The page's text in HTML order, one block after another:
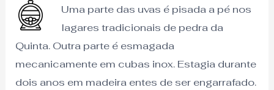
Uma parte das uvas é pisada a pé nos
lagares tradicionais de pedra da
Quinta. Outra parte é esmagada
mecanicamente em cubas inox. Estagia durante
dois anos em madeira entes de ser engarrafado.